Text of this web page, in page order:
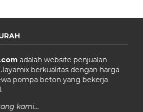
adalah website penjualan
berkualitas dengan harga
pompa beton yang bekerja
kami…